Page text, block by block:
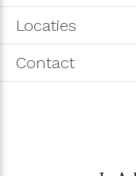
Locaties
Contact